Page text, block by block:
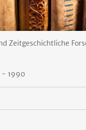
Zeitgeschichtliche
- 1990